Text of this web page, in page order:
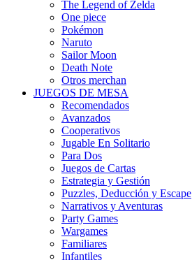
The Legend of Zelda
One piece
Pokémon
Naruto
Sailor Moon
Death Note
Otros merchan
JUEGOS DE MESA
Recomendados
Avanzados
Cooperativos
Jugable En Solitario
Para Dos
Juegos de Cartas
Estrategia y Gestión
Puzzles, Deducción y Escape
Narrativos y Aventuras
Party Games
Wargames
Familiares
Infantiles